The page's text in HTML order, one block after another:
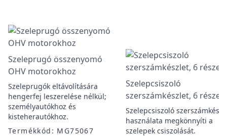
Szeleprugó összenyomó
OHV motorokhoz
Szeleprugók eltávolítására
hengerfej leszerelése nélkül;
személyautókhoz és
kisteherautókhoz.
Termékkód: MG75067
Szelepcsiszoló
szerszámkészlet, 6 részes
Szelepcsiszoló
használata megkönnyíti a
szelepek csiszolását.